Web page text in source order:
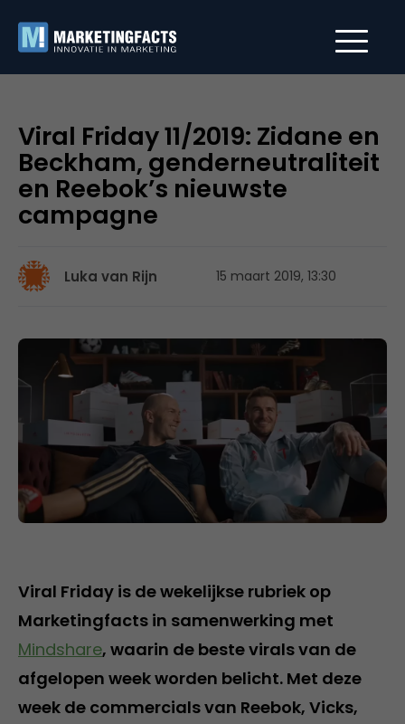
Viral Friday 11/2019: Zidane en
Beckham, genderneutraliteit
en Reebok’s nieuwste
campagne
Luka van Rijn 15 maart 2019, 13:30
Viral Friday is de wekelijkse rubriek op
Marketingfacts in samenwerking met
Mindshare, waarin de beste virals van de
afgelopen week worden belicht. Met deze
week de commercials van Reebok, Vicks,